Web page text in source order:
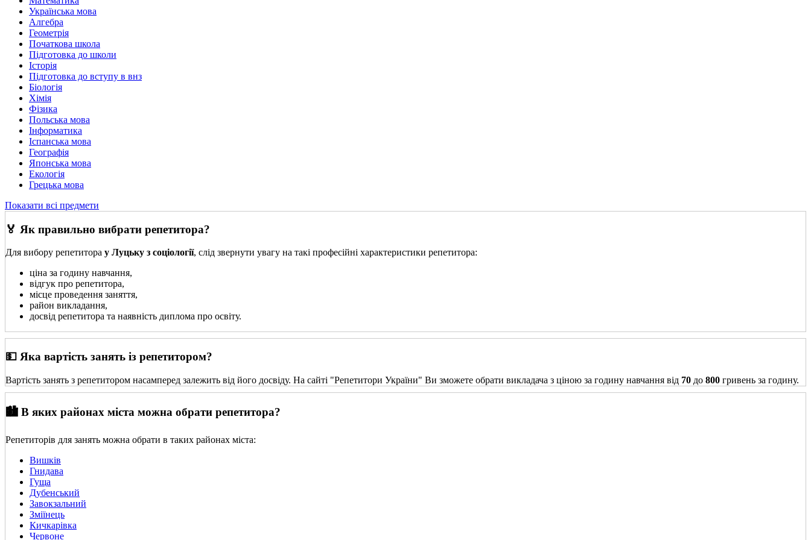
Українська мова
Алгебра
Геометрія
Початкова школа
Підготовка до школи
Історія
Підготовка до вступу в внз
Біологія
Хімія
Фізика
Польська мова
Інформатика
Іспанська мова
Географія
Японська мова
Екологія
Грецька мова
Показати всі предмети
🏅 Як правильно вибрати репетитора?
Для вибору репетитора у Луцьку з соціології, слід звернути увагу на такі професійні характеристики репетитора:
ціна за годину навчання,
відгук про репетитора,
місце проведення заняття,
район викладання,
досвід репетитора та наявність диплома про освіту.
💵 Яка вартість занять із репетитором?
Вартість занять з репетитором насамперед залежить від його досвіду. На сайті "Репетитори України" Ви зможете обрати викладача з ціною за годину навчання від 70 до 800 гривень за годину.
🏙️ В яких районах міста можна обрати репетитора?
Репетиторів для занять можна обрати в таких районах міста:
Вишків
Гнидава
Гуща
Дубенський
Завокзальний
Зміїнець
Кичкарівка
Червоне